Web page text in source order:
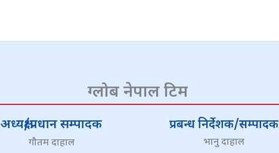
ग्लोब नेपाल टिम
अध्यक्ष/प्रधान सम्पादक
गौतम दाहाल
प्रबन्ध निर्देशक/सम्पादक
भानु दाहाल